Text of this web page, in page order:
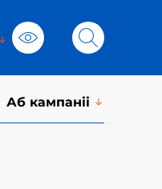
Аб кампаніі